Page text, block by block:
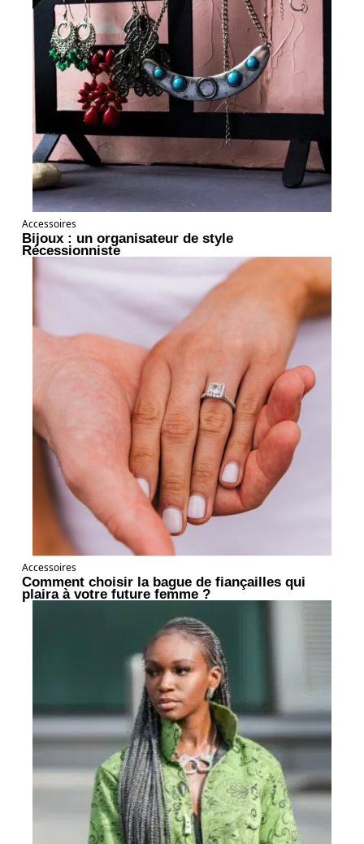
Accessoires
Bijoux : un organisateur de style
Récessionniste
Accessoires
Comment choisir la bague de fiançailles qui
plaira à votre future femme ?